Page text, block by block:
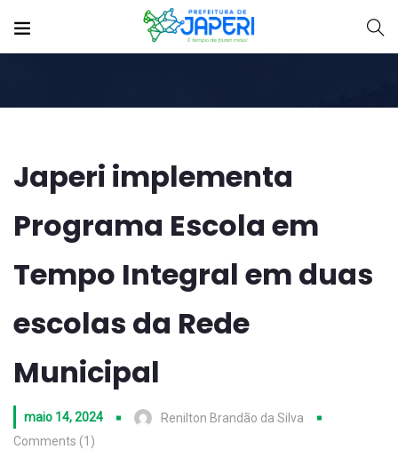
Japeri implementa
Programa Escola em
Tempo Integral em duas
escolas da Rede
Municipal
maio 14, 2024
Renilton Brandão da Silva
Comments (1)